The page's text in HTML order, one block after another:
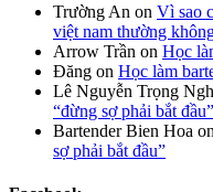
Trường An on Vì sao
việt nam thường
Arrow Trần on Học
Đăng on Học làm
Lê Nguyễn Trọng
“đừng sợ phải bắt đầu”
Bartender Bien Hoa on
sợ phải bắt đầu”